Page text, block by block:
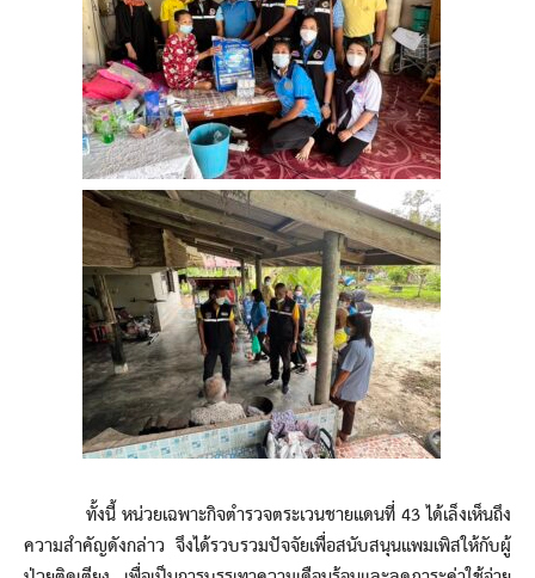
ทั้งนี้ หน่วยเฉพาะกิจตำรวจตระเวนชายแดนที่ 43 ได้เล็งเห็นถึง
ความสำคัญดังกล่าว จึงได้รวบรวมปัจจัยเพื่อสนับสนุนแพมเพิสให้กับผู้